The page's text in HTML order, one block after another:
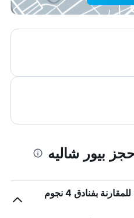
بيور شاليه
هل الأسعار في بيور شاليه قابلة للمقارنة بفنادق 4 نجوم